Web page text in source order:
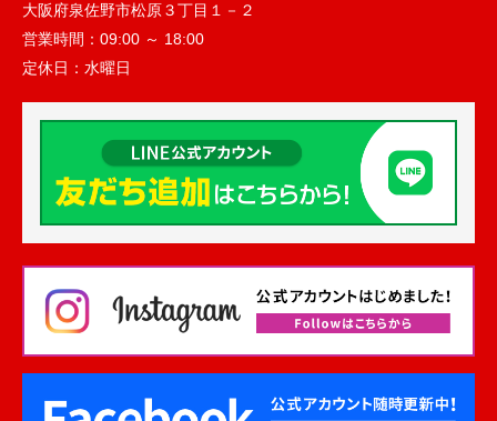
大阪府泉佐野市松原３丁目１－２
営業時間： 09:00 ～ 18:00
定休日： 水曜日